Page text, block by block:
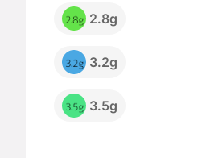
2.8g
3.2g
3.5g